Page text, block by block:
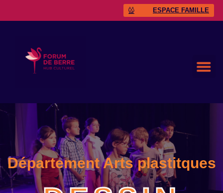
ESPACE FAMILLE
Département Arts plastitques